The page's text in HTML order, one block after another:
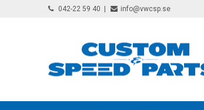
042-22 59 40 info@vwcsp.se